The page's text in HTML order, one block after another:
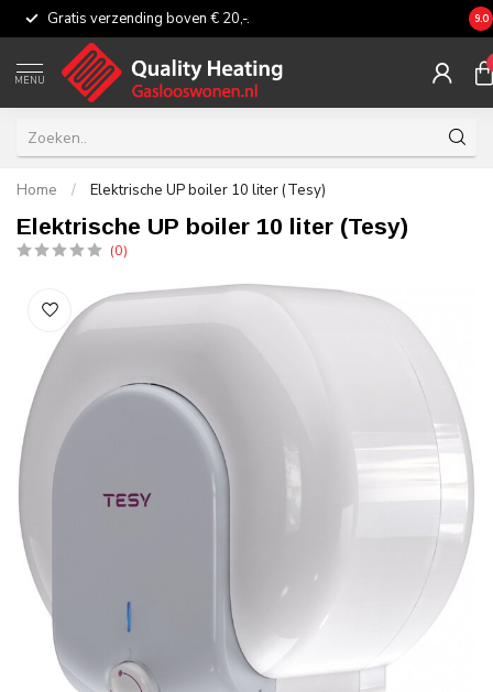
Gratis verzending boven € 20,-. 9.0
MENU
Home / Elektrische UP boiler 10 liter (Tesy)
Elektrische UP boiler 10 liter (Tesy)
(0)